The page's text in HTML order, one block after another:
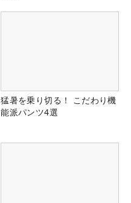
猛暑を乗り切る！ こだわり機
能派パンツ4選